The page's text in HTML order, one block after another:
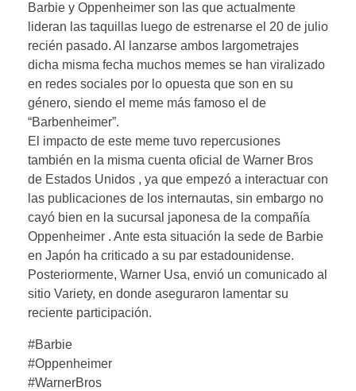
Barbie y Oppenheimer son las que actualmente
lideran las taquillas luego de estrenarse el 20 de julio
recién pasado. Al lanzarse ambos largometrajes
dicha misma fecha muchos memes se han viralizado
en redes sociales por lo opuesta que son en su
género, siendo el meme más famoso el de
“Barbenheimer”.
El impacto de este meme tuvo repercusiones
también en la misma cuenta oficial de Warner Bros
de Estados Unidos , ya que empezó a interactuar con
las publicaciones de los internautas, sin embargo no
cayó bien en la sucursal japonesa de la compañía
Oppenheimer . Ante esta situación la sede de Barbie
en Japón ha criticado a su par estadounidense.
Posteriormente, Warner Usa, envió un comunicado al
sitio Variety, en donde aseguraron lamentar su
reciente participación.
#Barbie
#Oppenheimer
#WarnerBros